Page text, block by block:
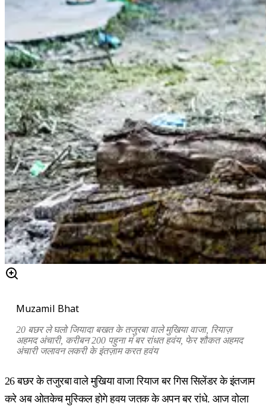
Muzamil Bhat
20 बछर ले घलो जियादा बखत के तजुरबा वाले मुखिया वाजा, रियाज़
अहमद अंचारी, करीबन 200 पहुना मं बर रांधत हवंय, फेर शौकत अहमद
अंचारी जलावन लकरी के इंतज़ाम करत हवंय
26 बछर के तजुरबा वाले मुखिया वाजा रियाज बर गिस सिलेंडर के इंतजाम
करे अब ओतकेच मुस्किल होगे हवय जतक के अपन बर रांधे. आज वोला